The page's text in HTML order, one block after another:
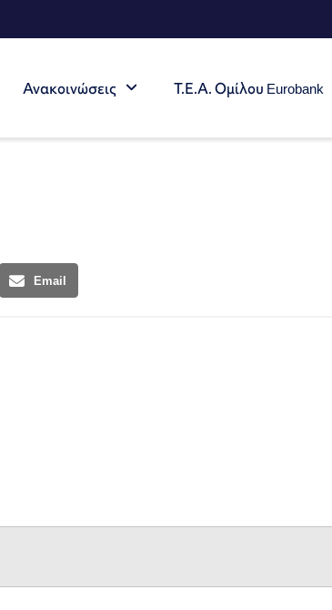
Ανακοινώσεις Τ.Ε.Α. Ομίλου Eurobank
Email